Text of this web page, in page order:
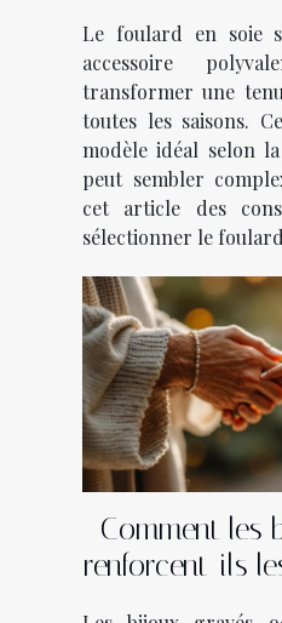
Le foulard en soie
accessoire
transformer une
toutes les saisons.
modèle idéal selon
peut sembler
cet article des
sélectionner le
Comment les
renforcent-ils